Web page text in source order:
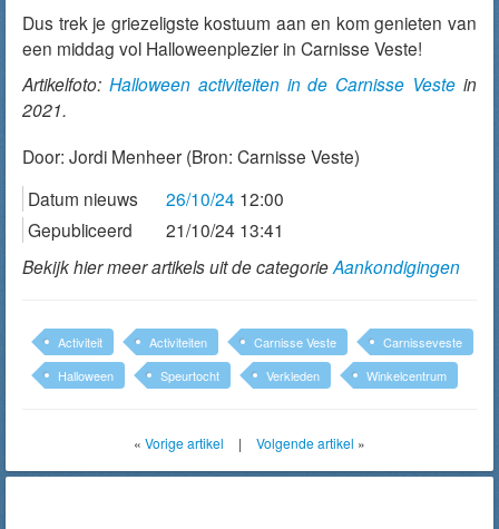
Dus trek je griezeligste kostuum aan en kom genieten van
een middag vol Halloweenplezier in Carnisse Veste!
Artikelfoto: Halloween activiteiten in de Carnisse Veste in
2021.
Door: Jordi Menheer (Bron: Carnisse Veste)
Datum nieuws
26/10/24 12:00
Gepubliceerd
21/10/24 13:41
Bekijk hier meer artikels uit de categorieAankondigingen
Activiteit Activiteiten Carnisse Veste
Carnisseveste
Halloween
Speurtocht Verkleden Winkelcentrum
« Vorige artikel | Volgende artikel »